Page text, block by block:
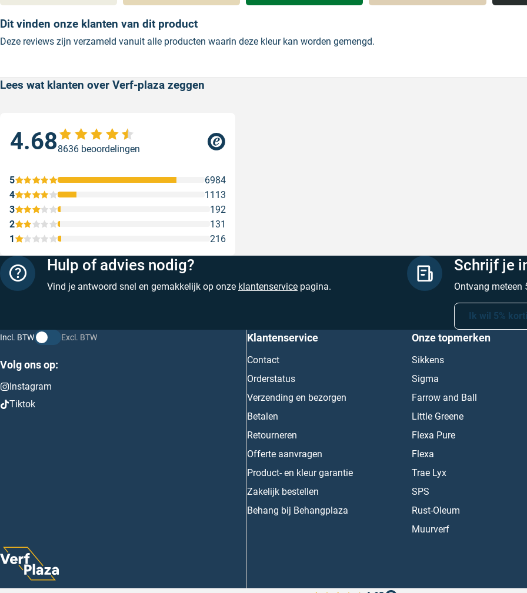
Dit vinden onze klanten van dit product
Deze reviews zijn verzameld vanuit alle producten waarin deze kleur kan worden gemengd.
Lees wat klanten over Verf-plaza zeggen
4.688636 beoordelingen
1 216
2 131
3 192
4 1113
5 6984
Hulp of advies nodig?
Vind je antwoord snel en gemakkelijk op onze klantenservice pagina.
Schrijf je
Ontvang meteen
Ik wil 5%
Incl. BTW Excl. BTW
Volg ons op:
Instagram
Tiktok
Klantenservice
Contact
Orderstatus
Verzending en bezorgen
Betalen
Retourneren
Offerte aanvragen
Product- en kleur garantie
Zakelijk bestellen
Behang bij Behangplaza
Onze topmerken
Sikkens
Sigma
Farrow and Ball
Little Greene
Flexa Pure
Flexa
Trae Lyx
SPS
Rust-Oleum
Muurverf